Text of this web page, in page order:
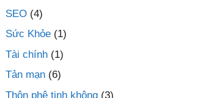
SEO (4)
Sức Khỏe (1)
Tài chính (1)
Tản mạn (6)
Thôn phệ tinh không (3)